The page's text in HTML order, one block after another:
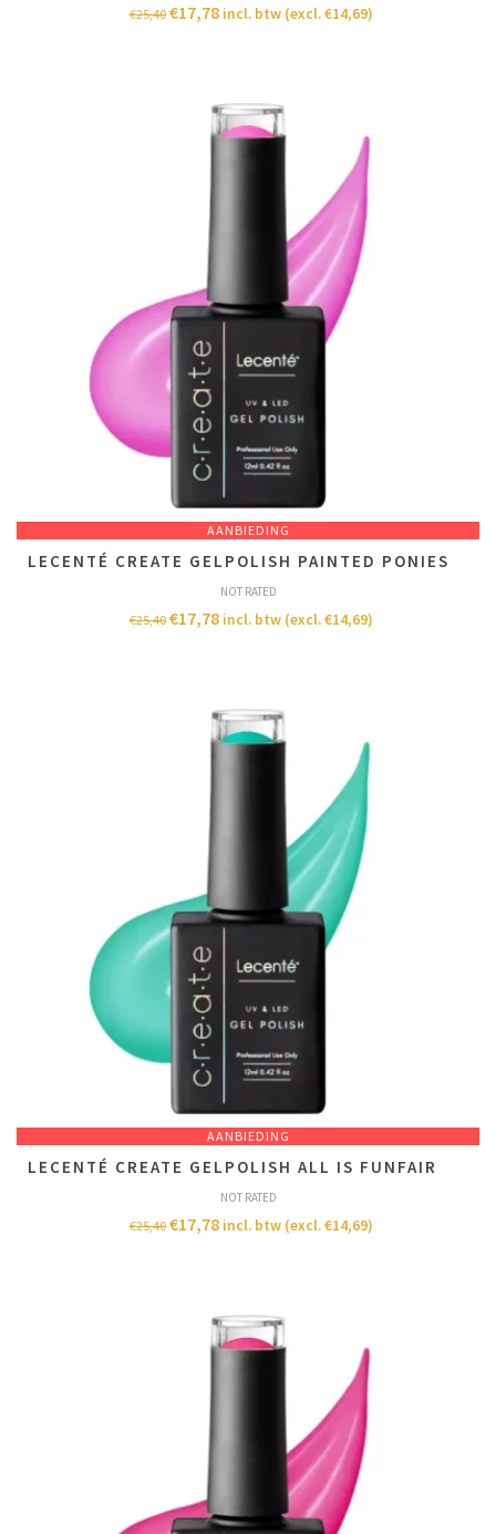
€25,40 €17,78 incl. btw (excl.€14,69)
AANBIEDING
LECENTÉ CREATE GELPOLISH PAINTED PONIES
NOT RATED
€25,40 €17,78 incl. btw (excl.€14,69)
AANBIEDING
LECENTÉ CREATE GELPOLISH ALL IS FUNFAIR
NOT RATED
€25,40 €17,78 incl. btw (excl.€14,69)